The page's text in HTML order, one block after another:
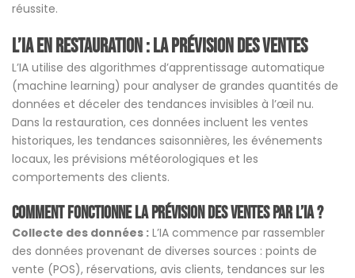
réussite.
l’IA en restauration : la Prévision des Ventes
L’IA utilise des algorithmes d’apprentissage automatique
(machine learning) pour analyser de grandes quantités de
données et déceler des tendances invisibles à l’œil nu.
Dans la restauration, ces données incluent les ventes
historiques, les tendances saisonnières, les événements
locaux, les prévisions météorologiques et les
comportements des clients.
Comment fonctionne la prévision des ventes par l’IA ?
Collecte des données : L’IA commence par rassembler
des données provenant de diverses sources : points de
vente (POS), réservations, avis clients, tendances sur les